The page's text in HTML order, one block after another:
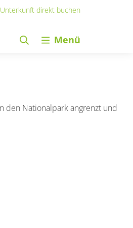
Unterkunft direkt buchen
Menü